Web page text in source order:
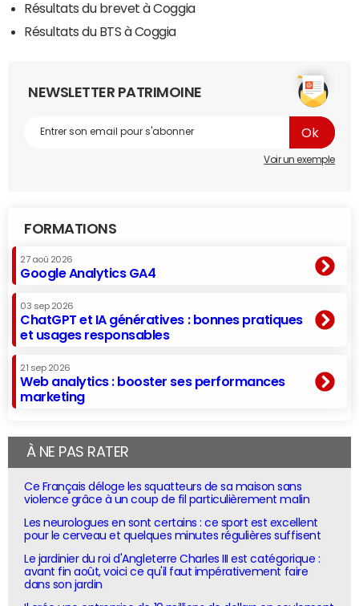
Résultats du brevet à Coggia
Résultats du BTS à Coggia
NEWSLETTER PATRIMOINE
Voir un exemple
FORMATIONS
27 aoû 2026
Google Analytics GA4
03 sep 2026
ChatGPT et IA génératives : bonnes pratiques
et usages responsables
21 sep 2026
Web analytics : booster ses performances
marketing
À NE PAS RATER
Ce Français déloge les squatteurs de sa maison sans
violence grâce à un coup de fil particulièrement malin
Les neurologues en sont certains : ce sport est excellent
pour le cerveau et quelques minutes régulières suffisent
Le jardinier du roi d'Angleterre Charles III est catégorique :
avant fin août, voici ce qu'il faut impérativement faire
dans son jardin